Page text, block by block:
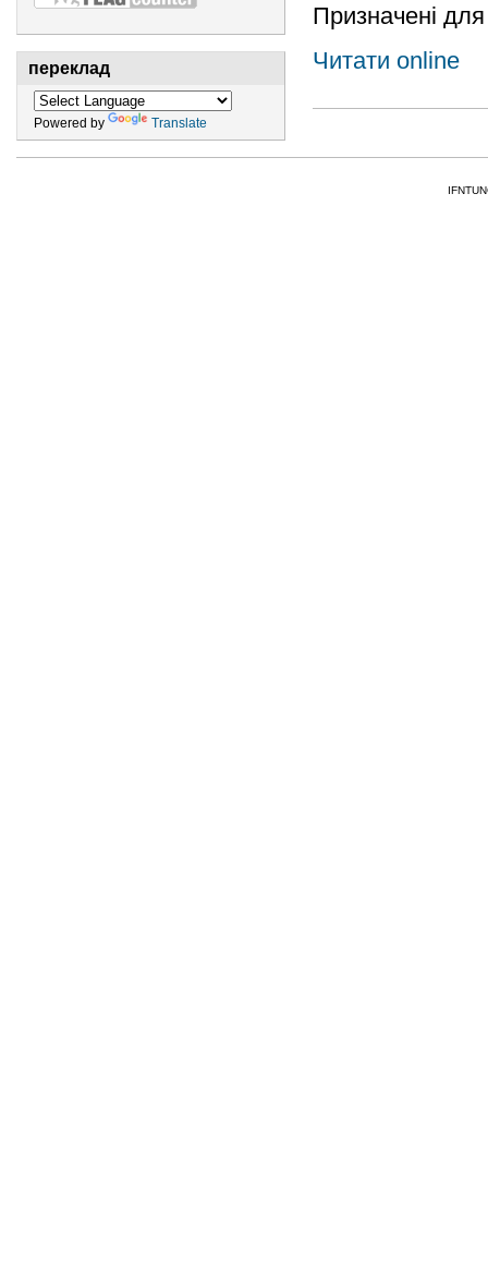
переклад
Powered by Translate
Призначені
Читати online